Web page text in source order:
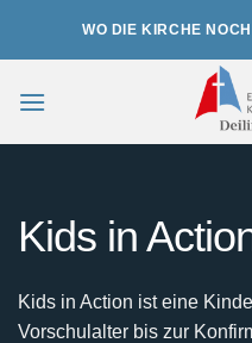
WO DIE KIRCHE
Kids in
Kids in Action ist eine
Vorschulalter bis zur